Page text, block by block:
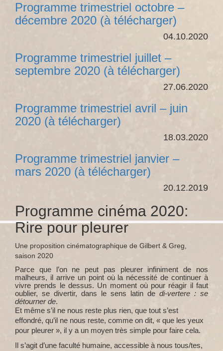
Programme trimestriel octobre –
décembre 2020 (à télécharger)
04.10.2020
Programme trimestriel juillet –
septembre 2020 (à télécharger)
27.06.2020
Programme trimestriel avril – juin
2020 (à télécharger)
18.03.2020
Programme trimestriel janvier –
mars 2020 (à télécharger)
20.12.2019
Programme cinéma 2020:
Rire pour pleurer
Une proposition cinématographique de Gilbert & Greg,
saison 2020
Parce que l’on ne peut pas pleurer infiniment de nos
malheurs, il arrive un point où la nécessité de continuer à
vivre prends le dessus. Un moment où pour réagir il faut
oublier, se divertir, dans le sens latin de di-vertere : se
détourner de.
Et même s’il ne nous reste plus rien, que tout s’est
effondré, qu’il ne nous reste, comme on dit, « que les yeux
pour pleurer », il y a un moyen très simple pour faire cela.
Il s’agit d’une faculté humaine, accessible à nous tous/tes,